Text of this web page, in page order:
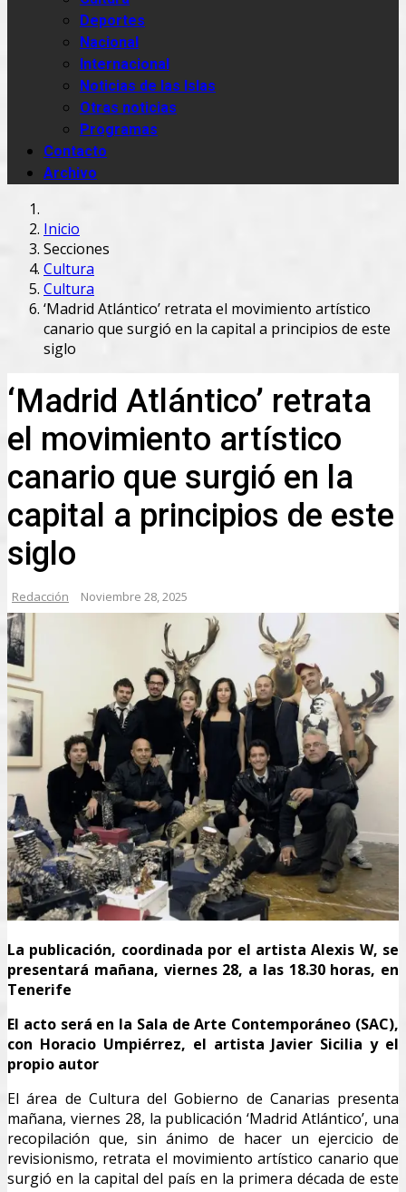
Deportes
Nacional
Internacional
Noticias de las Islas
Otras noticias
Programas
Contacto
Archivo
Inicio
Secciones
Cultura
Cultura
‘Madrid Atlántico’ retrata el movimiento artístico
canario que surgió en la capital a principios de este
siglo
‘Madrid Atlántico’ retrata
el movimiento artístico
canario que surgió en la
capital a principios de este
siglo
Redacción Noviembre 28, 2025
La publicación, coordinada por el artista Alexis W, se
presentará mañana, viernes 28, a las 18.30 horas, en
Tenerife
El acto será en la Sala de Arte Contemporáneo (SAC),
con Horacio Umpiérrez, el artista Javier Sicilia y el
propio autor
El área de Cultura del Gobierno de Canarias presenta
mañana, viernes 28, la publicación ‘Madrid Atlántico’, una
recopilación que, sin ánimo de hacer un ejercicio de
revisionismo, retrata el movimiento artístico canario que
surgió en la capital del país en la primera década de este